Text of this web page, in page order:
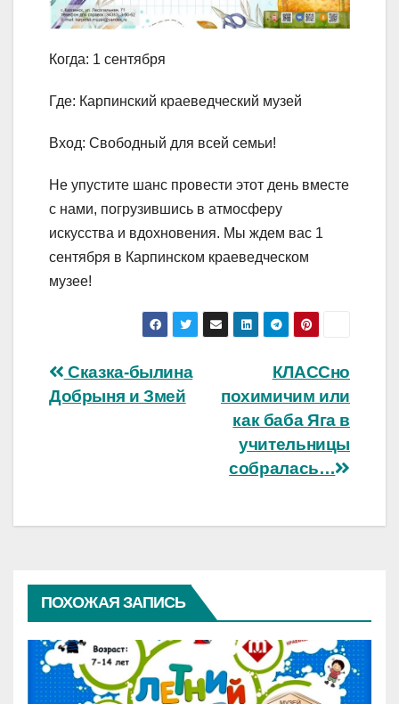
Когда: 1 сентября
Где: Карпинский краеведческий музей
Вход: Свободный для всей семьи!
Не упустите шанс провести этот день вместе
с нами, погрузившись в атмосферу
искусства и вдохновения. Мы ждем вас 1
сентября в Карпинском краеведческом
музее!
Навигация
по
КЛАССно
похимичим или
как баба Яга в
учительницы
собралась…
Сказка-былина
Добрыня и Змей
ПОХОЖАЯ ЗАПИСЬ